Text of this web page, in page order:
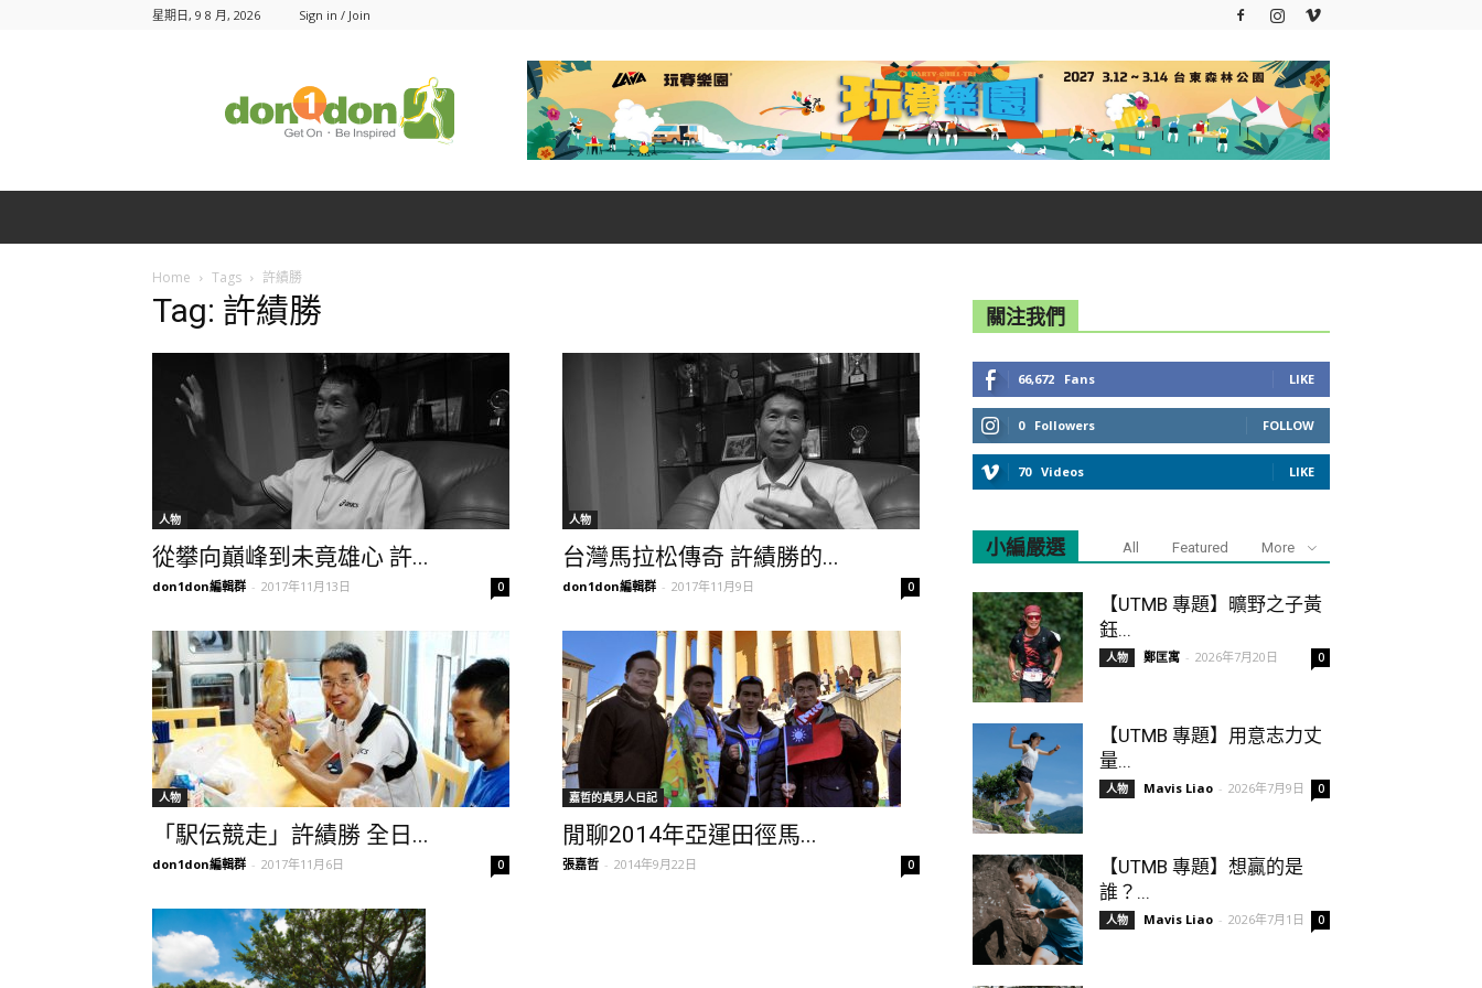
星期日, 9 8 月, 2026 Sign in / Join
Home Tags 許績勝
Tag: 許績勝
人物
從攀向巔峰到未竟雄心 許...
don1don編輯群 - 2017年11月13日 0
人物
台灣馬拉松傳奇 許績勝的...
don1don編輯群 - 2017年11月9日 0
人物
「駅伝競走」許績勝 全日...
don1don編輯群 - 2017年11月6日 0
嘉哲的真男人日記
閒聊2014年亞運田徑馬...
張嘉哲 - 2014年9月22日 0
關注我們
66,672 Fans LIKE
0 Followers FOLLOW
70 Videos LIKE
小編嚴選 All Featured More
【UTMB 專題】曠野之子黃
鈺...
人物 鄭匡寓 - 2026年7月20日 0
【UTMB 專題】用意志力丈
量...
人物 Mavis Liao - 2026年7月9日 0
【UTMB 專題】想贏的是
誰？...
人物 Mavis Liao - 2026年7月1日 0